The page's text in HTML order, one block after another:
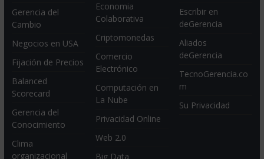
Gerencia del
Cambio
Negocios en USA
Fijación de Precios
Balanced
Scorecard
Gerencia del
Conocimiento
Clima
organizacional
Economia
Colaborativa
Criptomonedas
Comercio
Electrónico
Computación en
La Nube
Privacidad Online
Web 2.0
Big Data
Escribir en
deGerencia
Aliados
deGerencia
TecnoGerencia.co
m
Su Privacidad